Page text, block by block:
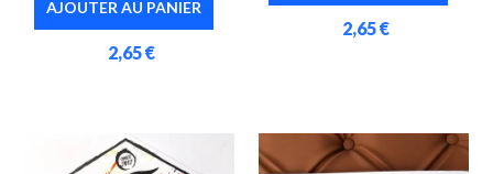
AJOUTER AU PANIER
2,65 €
2,65 €